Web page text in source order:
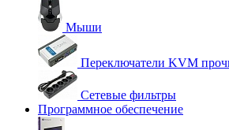
Мыши
Переключатели KVM
Сетевые фильтры
Программное обеспечение